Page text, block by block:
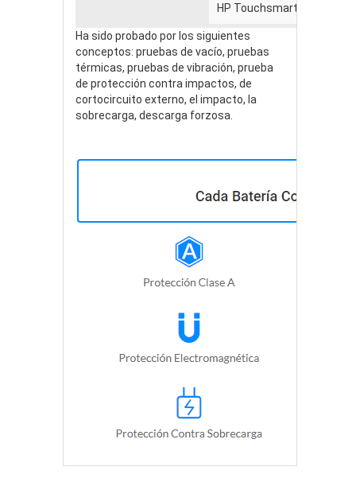
HP Touchsmart 300-
Ha sido probado por los siguientes
conceptos: pruebas de vacío, pruebas
térmicas, pruebas de vibración, prueba
de protección contra impactos, de
cortocircuito externo, el impacto, la
sobrecarga, descarga forzosa.